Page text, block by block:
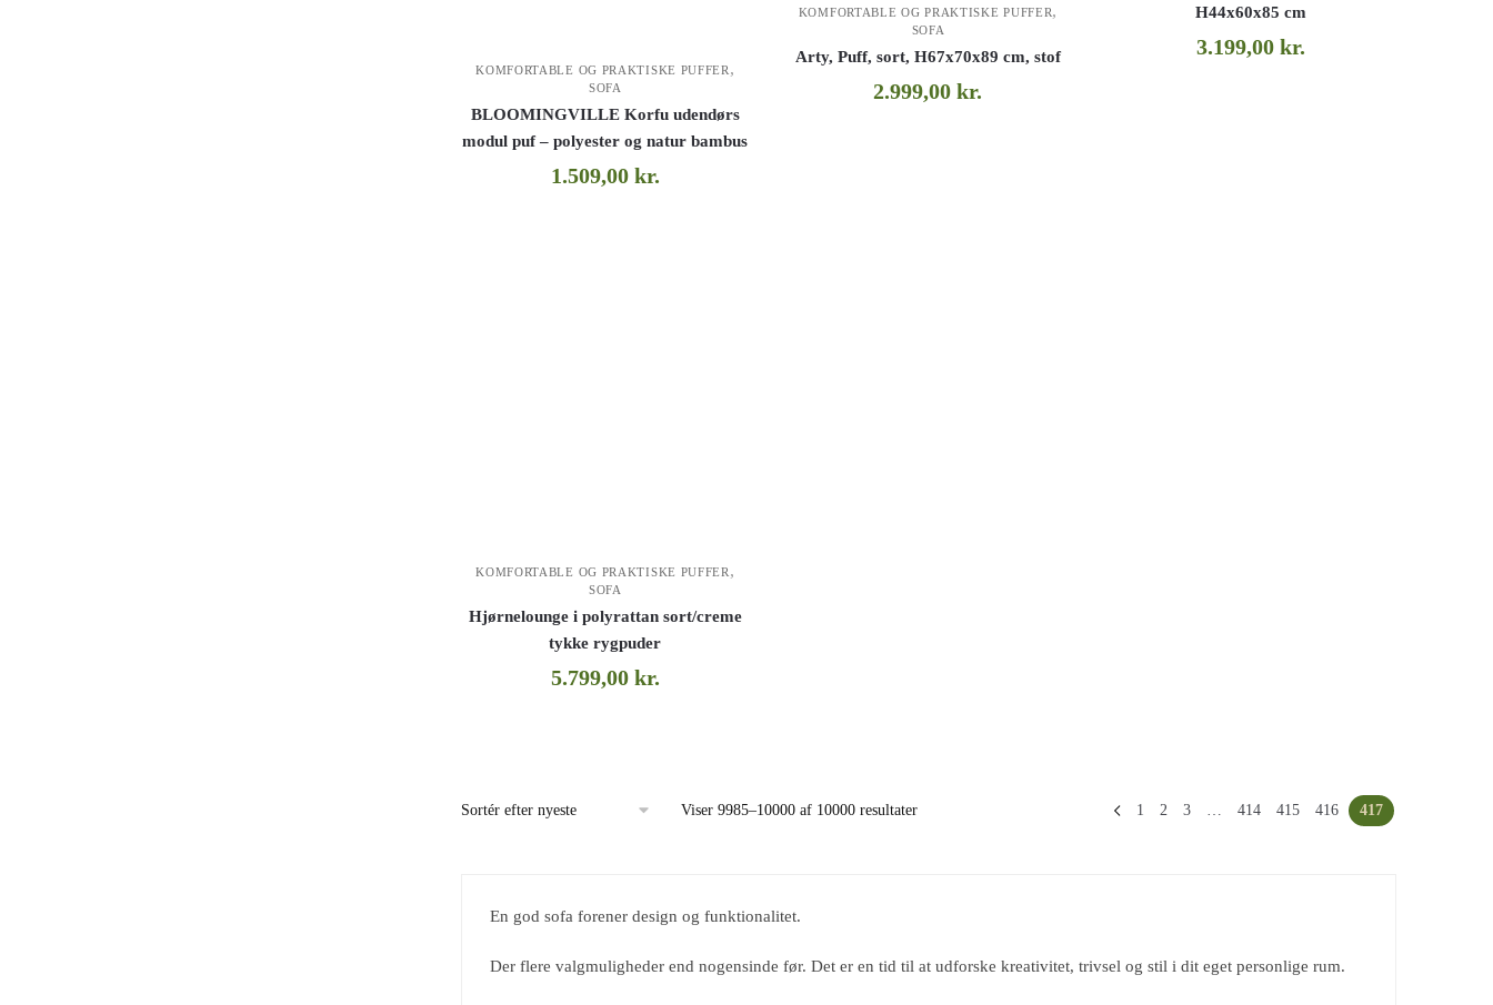
KOMFORTABLE OG PRAKTISKE PUFFER ,
SOFA
BLOOMINGVILLE Korfu udendørs
modul puf – polyester og natur bambus
1.509,00 kr.
KOMFORTABLE OG PRAKTISKE PUFFER,
SOFA
Arty, Puff, sort, H67x70x89 cm, stof
2.999,00kr.
H44x60x85 cm
3.199,00 kr.
KOMFORTABLE OG PRAKTISKE PUFFER ,
SOFA
Hjørnelounge i polyrattan sort/creme
tykke rygpuder
5.799,00 kr.
Viser 9985–10000 af 10000 resultater 1 2 3 … 414 415 416 417
En god sofa forener design og funktionalitet.
Der flere valgmuligheder end nogensinde før. Det er en tid til at udforske kreativitet, trivsel og stil i dit eget personlige rum.